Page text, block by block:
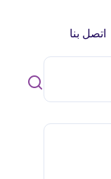
اتصل بنا